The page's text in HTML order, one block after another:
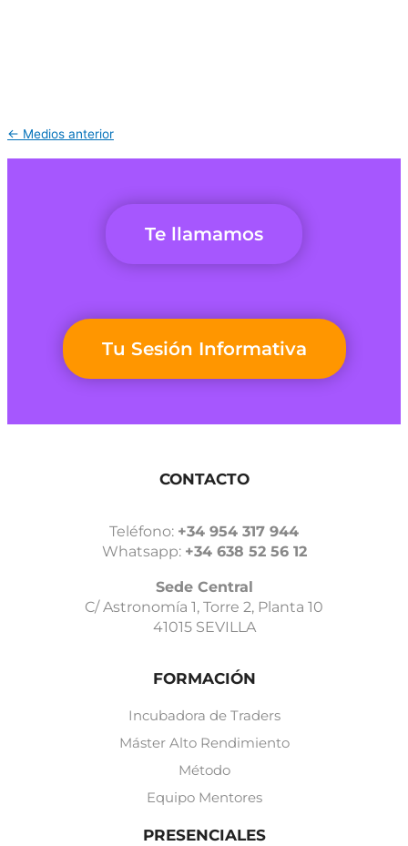
← Medios anterior
Te llamamos
Tu Sesión Informativa
CONTACTO
Teléfono: +34 954 317 944
Whatsapp: +34 638 52 56 12
Sede Central
C/ Astronomía 1, Torre 2, Planta 10
41015 SEVILLA
FORMACIÓN
Incubadora de Traders
Máster Alto Rendimiento
Método
Equipo Mentores
PRESENCIALES